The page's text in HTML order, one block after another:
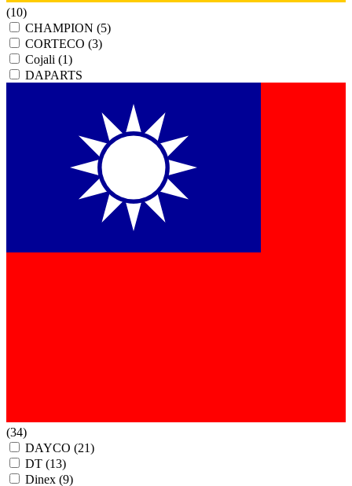
(10)
CHAMPION (5)
CORTECO (3)
Cojali (1)
DAPARTS
(34)
DAYCO (21)
DT (13)
Dinex (9)